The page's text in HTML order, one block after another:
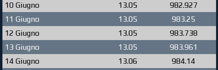
10 Giugno
13.05
982.927
11 Giugno
13.05
983.25
12 Giugno
13.05
983.738
13 Giugno
13.05
983.961
14 Giugno
13.06
984.14